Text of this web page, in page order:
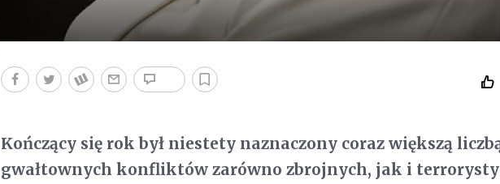
Kończący się rok był niestety naznaczony coraz większą
gwałtownych konfliktów zarówno zbrojnych, jak i